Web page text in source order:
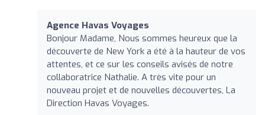
Agence Havas Voyages
Bonjour Madame, Nous sommes heureux que la
découverte de New York a été à la hauteur de vos
attentes, et ce sur les conseils avisés de notre
collaboratrice Nathalie. A très vite pour un
nouveau projet et de nouvelles découvertes, La
Direction Havas Voyages.